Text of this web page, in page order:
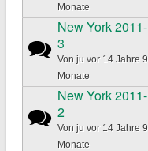
Monate
Normales Thema
New York 2011-
3
Von ju vor 14 Jahre 9
Monate
Normales Thema
New York 2011-
2
Von ju vor 14 Jahre 9
Monate